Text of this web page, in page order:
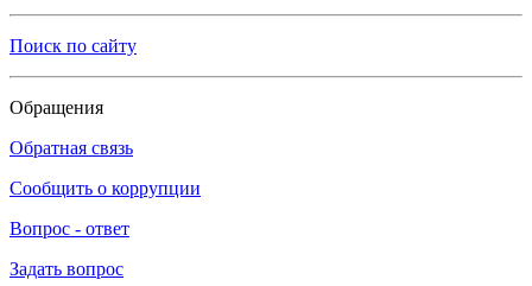
Поиск по сайту
Обращения
Обратная связь
Сообщить о коррупции
Вопрос - ответ
Задать вопрос